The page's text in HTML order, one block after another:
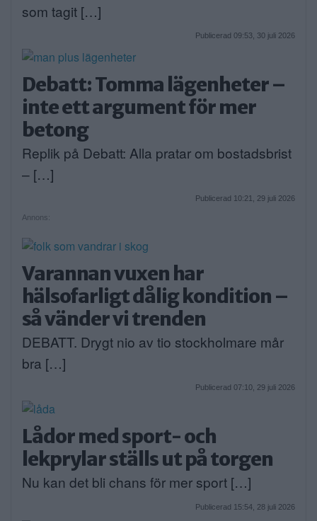
som tagit […]
Publicerad 09:53, 30 juli 2026
Debatt: Tomma lägenheter –
inte ett argument för mer
betong
Replik på Debatt: Alla pratar om bostadsbrist
– […]
Publicerad 10:21, 29 juli 2026
Annons:
Varannan vuxen har
hälsofarligt dålig kondition –
så vänder vi trenden
DEBATT. Drygt nio av tio stockholmare mår
bra […]
Publicerad 07:10, 29 juli 2026
Lådor med sport- och
lekprylar ställs ut på torgen
Nu kan det bli chans för mer sport […]
Publicerad 15:54, 28 juli 2026